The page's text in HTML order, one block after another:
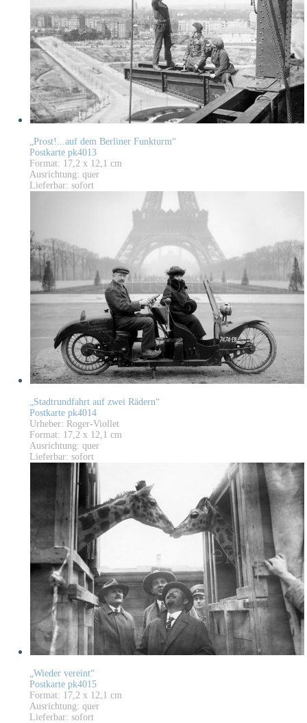
„Prost!...auf dem Berliner Funkturm“
Postkarte pk4013
Format: 17,2 x 12,1 cm
Ausrichtung: quer
Lieferbar: sofort
„Stadtrundfahrt auf zwei Rädern“
Postkarte pk4014
Urheber: Roger-Viollet
Format: 17,2 x 12,1 cm
Ausrichtung: quer
Lieferbar: sofort
„Wieder vereint“
Postkarte pk4015
Format: 17,2 x 12,1 cm
Ausrichtung: quer
Lieferbar: sofort